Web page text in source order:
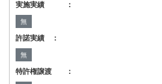
実施実績 ：
無
許諾実績 ：
無
特許権譲渡 ：